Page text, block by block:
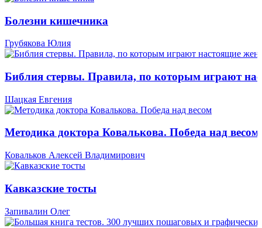
Болезни кишечника
Грубякова Юлия
Библия стервы. Правила, по которым играют
Шацкая Евгения
Методика доктора Ковалькова. Победа над весом
Ковальков Алексей Владимирович
Кавказские тосты
Запивалин Олег